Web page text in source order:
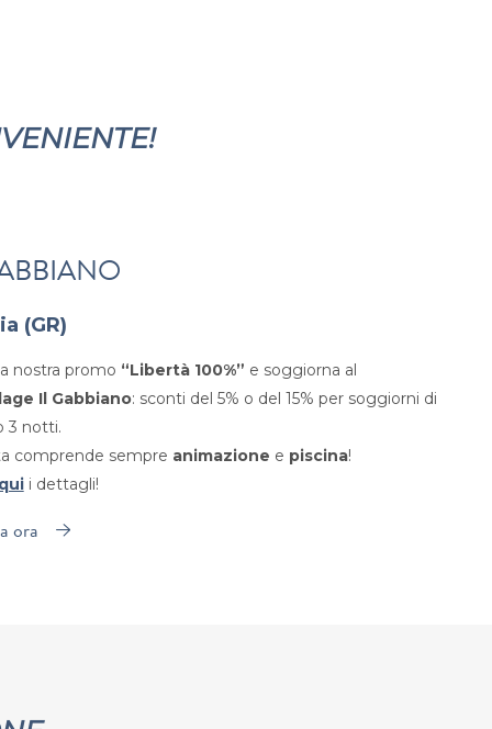
(GR)
nostra promo “Libertà 100%” e soggiorna al
Il Gabbiano: sconti del 5% o del 15% per soggiorni di
3 notti.
comprende sempre animazione e piscina!
i dettagli!
ora